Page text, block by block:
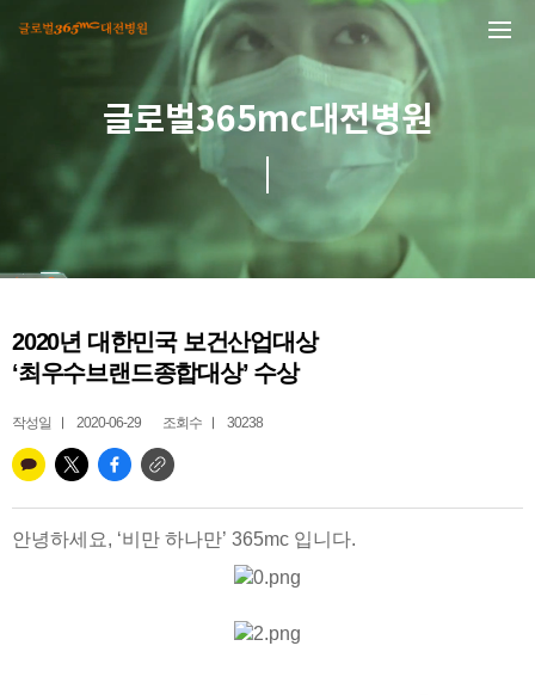
글로벌365mc대전병원
2020년 대한민국 보건산업대상
‘최우수브랜드종합대상’ 수상
작성일 2020-06-29 조회수 30238
안녕하세요, ‘비만 하나만’ 365mc 입니다.